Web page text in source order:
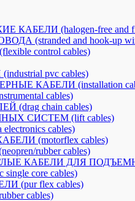
(halogen-free and
(stranded and hook-up
control cables)
pvc cables)
КАБЕЛИ (installation
cables)
chain cables)
СИСТЕМ (lift cables)
cables)
(motorflex cables)
rubber cables)
ДЛЯ ПОДЪЕМНЫХ
core cables)
(pur flex cables)
cables)